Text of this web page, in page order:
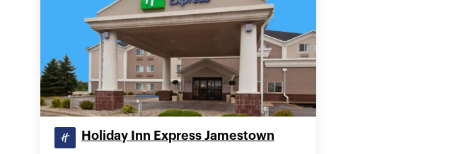
Holiday Inn Express Jamestown